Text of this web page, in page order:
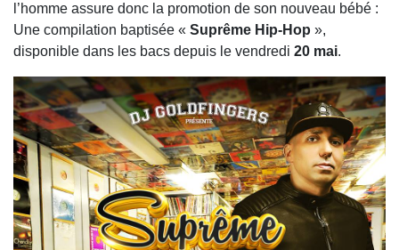
l’homme assure donc la promotion de son nouveau bébé :
Une compilation baptisée « Suprême Hip-Hop »,
disponible dans les bacs depuis le vendredi 20 mai.